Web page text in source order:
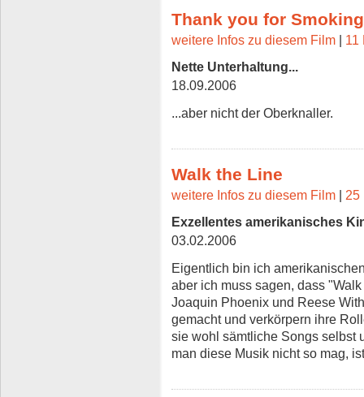
Thank you for Smoking
weitere Infos zu diesem Film | 11
Nette Unterhaltung...
18.09.2006
...aber nicht der Oberknaller.
Walk the Line
weitere Infos zu diesem Film | 25
Exzellentes amerikanisches
03.02.2006
Eigentlich bin ich
aber ich muss sagen, dass
Joaquin Phoenix und Reese
gemacht und verkörpern ihre
sie wohl sämtliche Songs selbst
man diese Musik nicht so mag,